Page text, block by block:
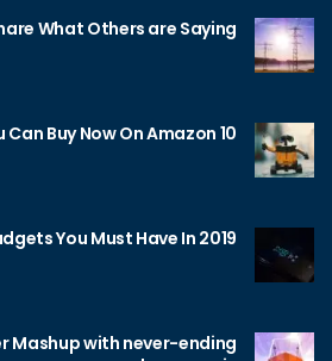
What Others are Saying
10 Amazing Gadgets You Can Buy Now On Amazon
You Must Have In 2019
Mashup with never-ending